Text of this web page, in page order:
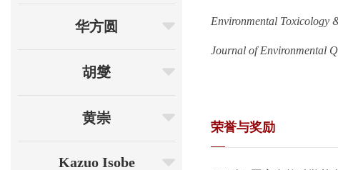
华方圆
胡燮
黄崇
Kazuo Isobe
Environmental Toxicology
Journal of Environmental
荣誉与奖励